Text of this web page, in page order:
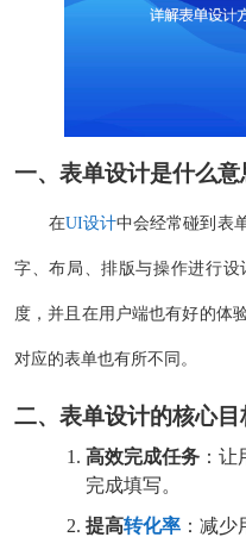
一、 表单设计是什么意
在UI设计中会经常碰到表
字、布局、排版与操作进行
度，并且在用户端也有好的体
对应的表单也有所不同。
二、表单设计的核心目
高效完成任务：让
完成填写。
提高转化率：减少